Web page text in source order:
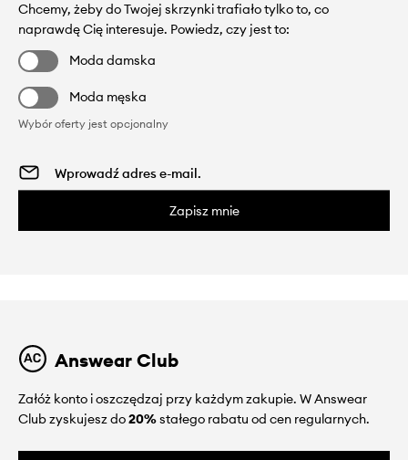
Chcemy, żeby do Twojej skrzynki trafiało tylko to, co
naprawdę Cię interesuje. Powiedz, czy jest to:
Moda damska
Moda męska
Wybór oferty jest opcjonalny
Zapisz mnie
Answear Club
Załóż konto i oszczędzaj przy każdym zakupie. W Answear
Club zyskujesz do20%stałego rabatu od cen regularnych.